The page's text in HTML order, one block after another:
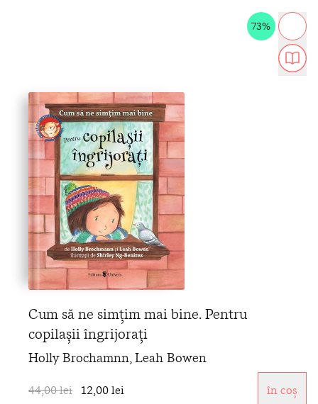
73%
Cum să ne simțim mai bine. Pentru
copilașii îngrijorați
Holly Brochamnn, Leah Bowen
44,00 lei 12,00 lei în coș